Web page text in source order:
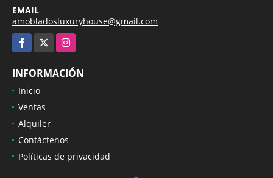
EMAIL
amobladosluxuryhouse@gmail.com
Facebook
Instagram
INFORMACIÓN
Inicio
Ventas
Alquiler
Contáctenos
Políticas de privacidad